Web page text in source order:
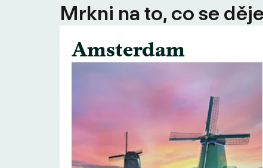
Mrkni na to, co se
Amsterdam